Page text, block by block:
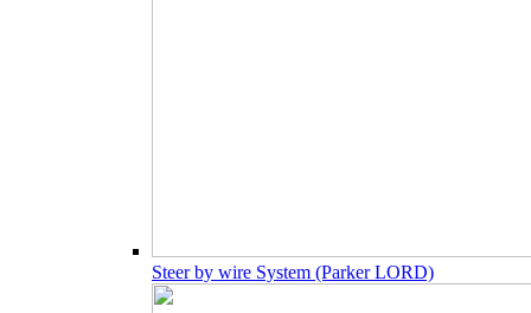
Steer by wire System (Parker LORD)